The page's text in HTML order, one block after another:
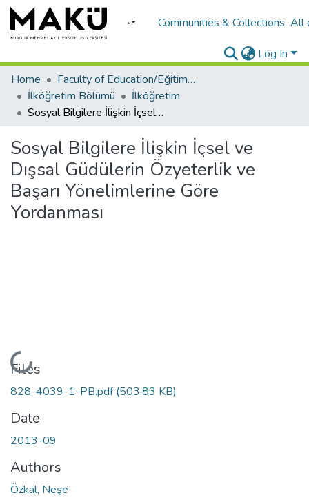
Communities & Collections All
Log In
Home
Faculty of Education/Eğitim Fakültesi
İlköğretim Bölümü
İlköğretim
Sosyal Bilgilere İlişkin İçsel ve Dışsal Güdülerin Özyeterlik ve Başarı Yönelimlerine Göre Yordanması
Sosyal Bilgilere İlişkin İçsel ve
Dışsal Güdülerin Özyeterlik ve
Başarı Yönelimlerine Göre
Yordanması
Loading...
Files
828-4039-1-PB.pdf(503.83 KB)
Date
2013-09
Authors
Özkal, Neşe